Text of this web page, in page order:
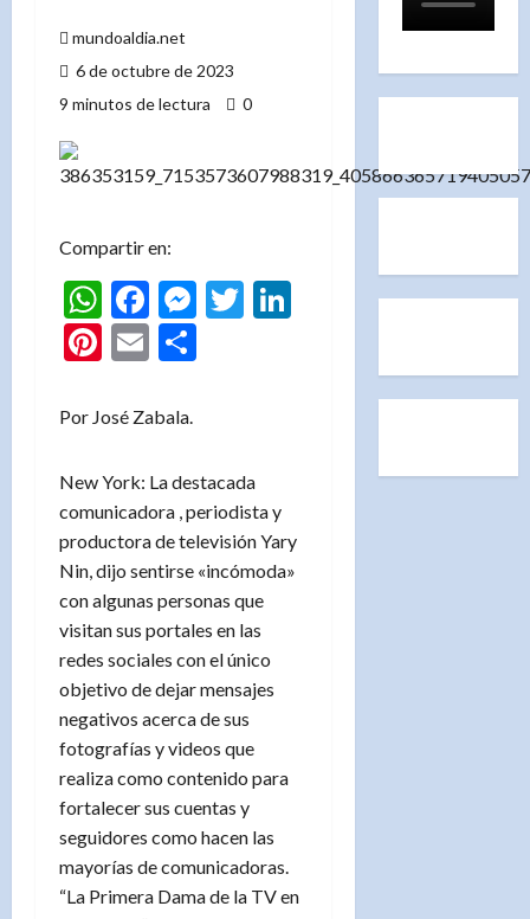
mundoaldia.net
6 de octubre de 2023
9 minutos de lectura
0
Compartir en:
WhatsApp
Facebook
Messenger
TwitterLinkedIn
Pinterest
Email
Por José Zabala.
New York: La destacada
comunicadora , periodista y
productora de televisión Yary
Nin, dijo sentirse «incómoda»
con algunas personas que
visitan sus portales en las
redes sociales con el único
objetivo de dejar mensajes
negativos acerca de sus
fotografías y videos que
realiza como contenido para
fortalecer sus cuentas y
seguidores como hacen las
mayorías de comunicadoras.
“La Primera Dama de la TV en